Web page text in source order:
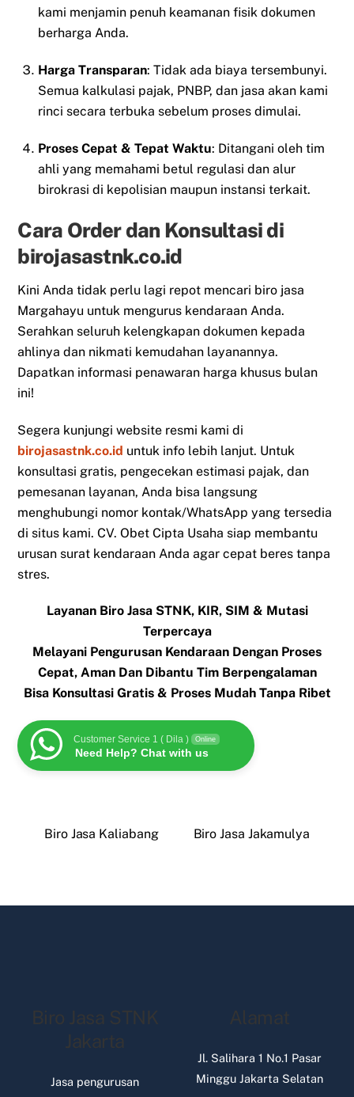
kami menjamin penuh keamanan fisik dokumen
berharga Anda.
Harga Transparan: Tidak ada biaya tersembunyi.
Semua kalkulasi pajak, PNBP, dan jasa akan kami
rinci secara terbuka sebelum proses dimulai.
Proses Cepat & Tepat Waktu: Ditangani oleh tim
ahli yang memahami betul regulasi dan alur
birokrasi di kepolisian maupun instansi terkait.
Cara Order dan Konsultasi di
birojasastnk.co.id
Kini Anda tidak perlu lagi repot mencari biro jasa
Margahayu untuk mengurus kendaraan Anda.
Serahkan seluruh kelengkapan dokumen kepada
ahlinya dan nikmati kemudahan layanannya.
Dapatkan informasi penawaran harga khusus bulan
ini!
Segera kunjungi website resmi kami di
birojasastnk.co.id untuk info lebih lanjut. Untuk
konsultasi gratis, pengecekan estimasi pajak, dan
pemesanan layanan, Anda bisa langsung
menghubungi nomor kontak/WhatsApp yang tersedia
di situs kami. CV. Obet Cipta Usaha siap membantu
urusan surat kendaraan Anda agar cepat beres tanpa
stres.
Layanan Biro Jasa STNK, KIR, SIM & Mutasi
Terpercaya
Melayani Pengurusan Kendaraan Dengan Proses
Cepat, Aman Dan Dibantu Tim Berpengalaman
Bisa Konsultasi Gratis & Proses Mudah Tanpa Ribet
Customer Service 1 ( Dila ) Online
Need Help? Chat with us
Biro Jasa Kaliabang Biro Jasa Jakamulya
Biro Jasa STNK
Jakarta
Jasa pengurusan
Alamat
Jl. Salihara 1 No.1 Pasar
Minggu Jakarta Selatan